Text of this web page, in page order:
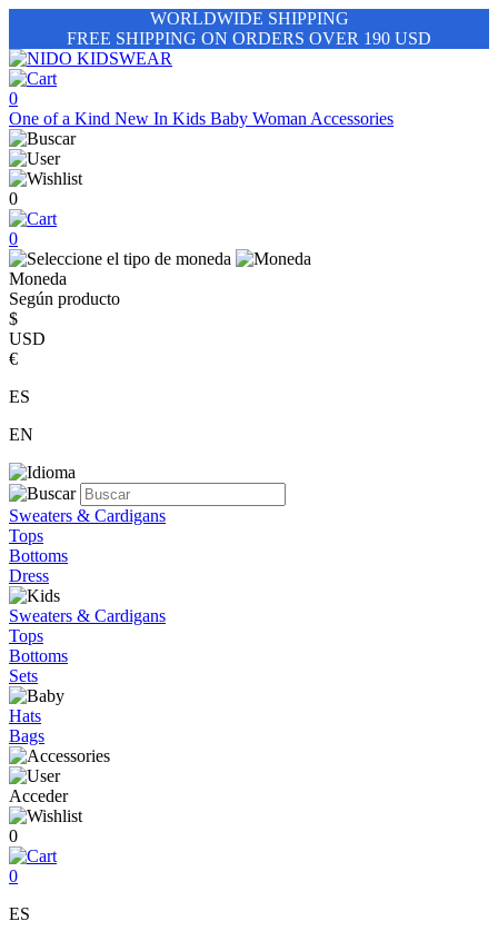
WORLDWIDE SHIPPING
FREE SHIPPING ON ORDERS OVER 190 USD
0
One of a Kind New In Kids Baby Woman Accessories
0
0
Moneda
Según producto
$
USD
€
ES
EN
Sweaters & Cardigans
Tops
Bottoms
Dress
Sweaters & Cardigans
Tops
Bottoms
Sets
Hats
Bags
Acceder
0
0
ES